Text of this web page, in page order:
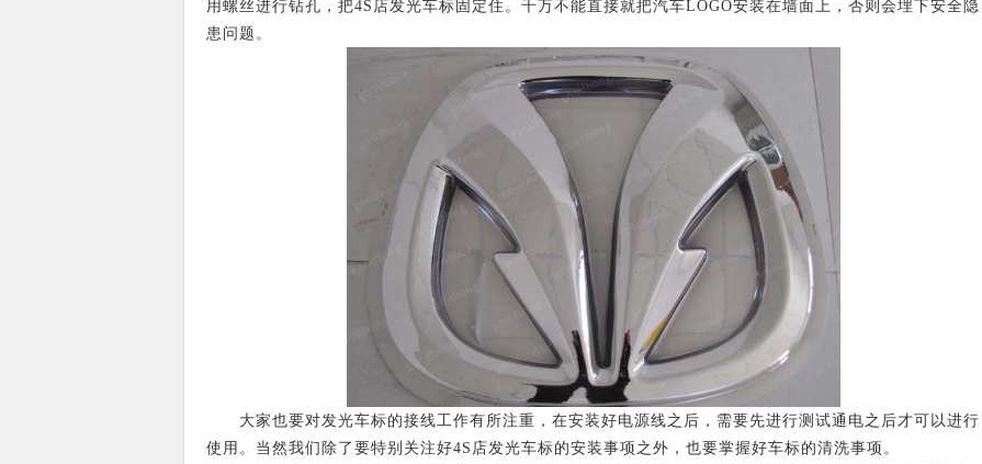
用螺丝进行钻孔，把4S店发光车标固定住。千万不能直接就把汽车LOGO安装在墙面上，否则会埋下安全隐
患问题。
大家也要对发光车标的接线工作有所注重，在安装好电源线之后，需要先进行测试通电之后才可以进行
使用。当然我们除了要特别关注好4S店发光车标的安装事项之外，也要掌握好车标的清洗事项。